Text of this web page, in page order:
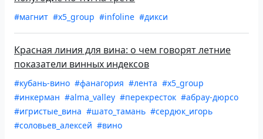
#магнит #x5_group #infoline #дикси
Красная линия для вина: о чем говорят летние
показатели винных индексов
#кубань-вино #фанагория #лента #x5_group
#инкерман #alma_valley #перекресток #абрау-дюрсо
#игристые_вина #шато_тамань #сердюк_игорь
#соловьев_алексей #вино